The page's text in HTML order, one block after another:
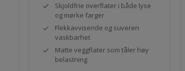
Skjoldfrie overflater i både lyse
og mørke farger
Flekkavvisende og suveren
vaskbarhet
Matte veggflater som tåler høy
belastning